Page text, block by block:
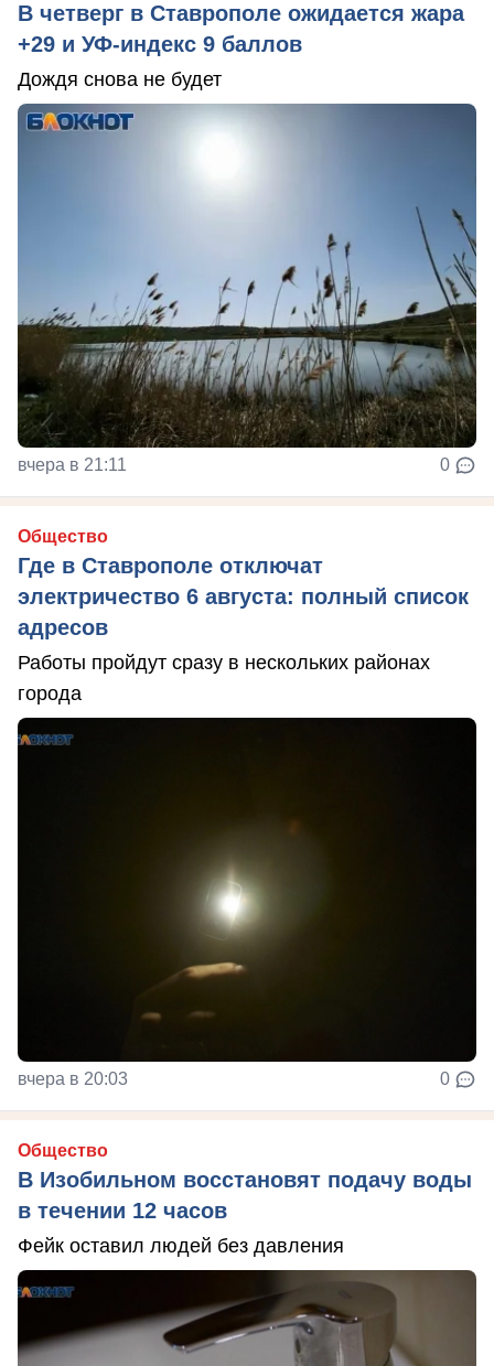
В четверг в Ставрополе ожидается жара
+29 и УФ-индекс 9 баллов
Дождя снова не будет
вчера в 21:11 0
Общество
Где в Ставрополе отключат
электричество 6 августа: полный список
адресов
Работы пройдут сразу в нескольких районах
города
вчера в 20:03 0
Общество
В Изобильном восстановят подачу воды
в течении 12 часов
Фейк оставил людей без давления